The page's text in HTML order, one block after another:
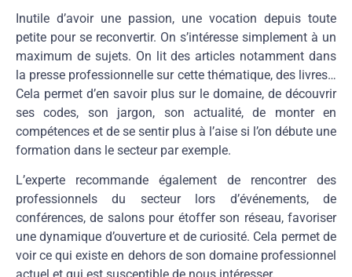
Inutile d’avoir une passion, une vocation depuis toute
petite pour se reconvertir. On s’intéresse simplement à un
maximum de sujets. On lit des articles notamment dans
la presse professionnelle sur cette thématique, des livres…
Cela permet d’en savoir plus sur le domaine, de découvrir
ses codes, son jargon, son actualité, de monter en
compétences et de se sentir plus à l’aise si l’on débute une
formation dans le secteur par exemple.
L’experte recommande également de rencontrer des
professionnels du secteur lors d’événements, de
conférences, de salons pour étoffer son réseau, favoriser
une dynamique d’ouverture et de curiosité. Cela permet de
voir ce qui existe en dehors de son domaine professionnel